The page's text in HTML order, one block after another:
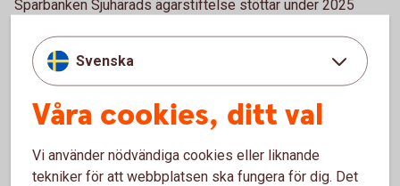
Sparbanken Sjuhärads ägarstiftelse stöttar under 2025
sommarspel.
4. Sommarkväll + film + popcorn =
utomhusbio i Bollebygd!
Packa picknickfilten och ta med biohumöret – den 27 juni
Svenska
Våra cookies, ditt val
Vi använder nödvändiga cookies eller liknande
tekniker för att webbplatsen ska fungera för dig. Det